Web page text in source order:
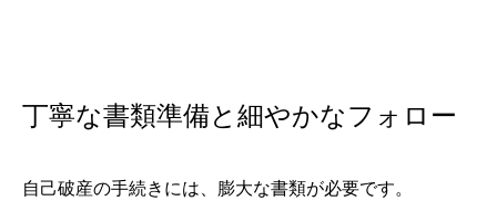
丁寧な書類準備と細やかなフォロー
自己破産の手続きには、膨大な書類が必要です。